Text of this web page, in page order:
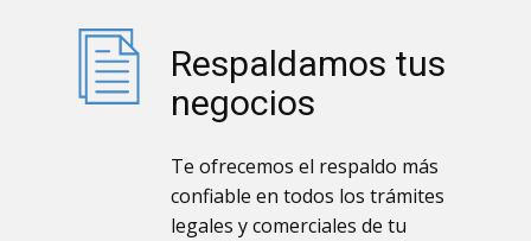
Respaldamos tus
negocios
Te ofrecemos el respaldo más
confiable en todos los trámites
legales y comerciales de tu